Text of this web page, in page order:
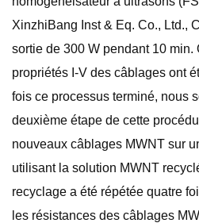
XinzhiBang Inst & Eq. Co., Ltd.,
sortie de 300 W pendant 10 min.
propriétés I-V des câblages ont
fois ce processus terminé, nous
deuxième étape de cette
nouveaux câblages MWNT sur
utilisant la solution MWNT
recyclage a été répétée quatre
les résistances des câblages